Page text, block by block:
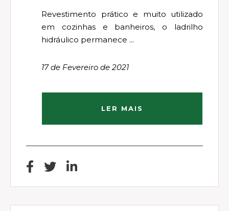
Revestimento prático e muito utilizado
em cozinhas e banheiros, o ladrilho
hidráulico permanece ...
17 de Fevereiro de 2021
LER MAIS